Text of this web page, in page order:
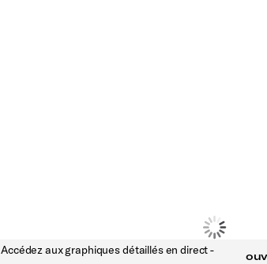
Accédez aux graphiques détaillés en direct -